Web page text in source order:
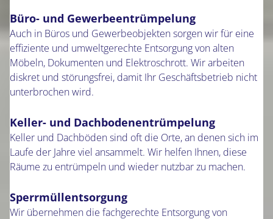
Büro- und Gewerbeentrümpelung
Auch in Büros und Gewerbeobjekten sorgen wir für eine
effiziente und umweltgerechte Entsorgung von alten
Möbeln, Dokumenten und Elektroschrott. Wir arbeiten
diskret und störungsfrei, damit Ihr Geschäftsbetrieb nicht
unterbrochen wird.
Keller- und Dachbodenentrümpelung
Keller und Dachböden sind oft die Orte, an denen sich im
Laufe der Jahre viel ansammelt. Wir helfen Ihnen, diese
Räume zu entrümpeln und wieder nutzbar zu machen.
Sperrmüllentsorgung
Wir übernehmen die fachgerechte Entsorgung von